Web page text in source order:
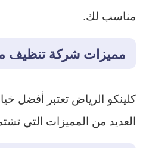
مناسب لك.
مميزات شركة تنظيف
كلينكو الرياض تعتبر أفضل
العديد من المميزات التي